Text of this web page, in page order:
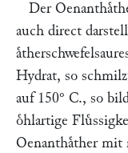
Der
auch direct
Hydrat, so
auf 150° C., so
oͤhlartige
Oenanthaͤther mit